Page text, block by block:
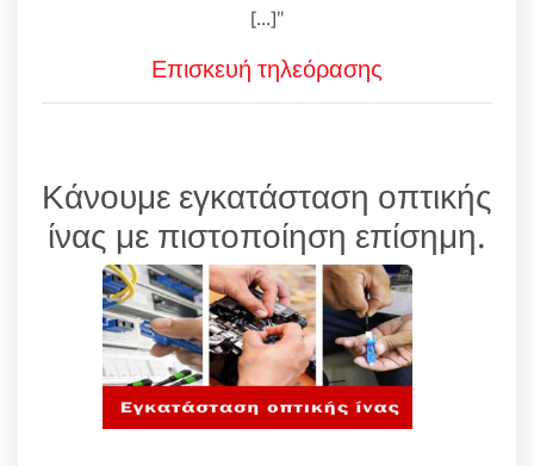
[...]"
Επισκευή τηλεόρασης
Κάνουμε εγκατάσταση οπτικής
ίνας με πιστοποίηση επίσημη.